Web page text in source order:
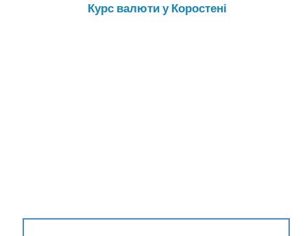
Курс валюти у Коростені